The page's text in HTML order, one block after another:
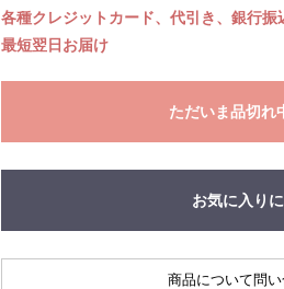
各種クレジットカード、代引き、銀行振
最短翌日お届け
ただいま品切れ
お気に入り
商品について問